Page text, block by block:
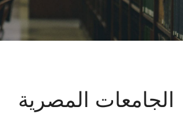
الجامعات المصرية